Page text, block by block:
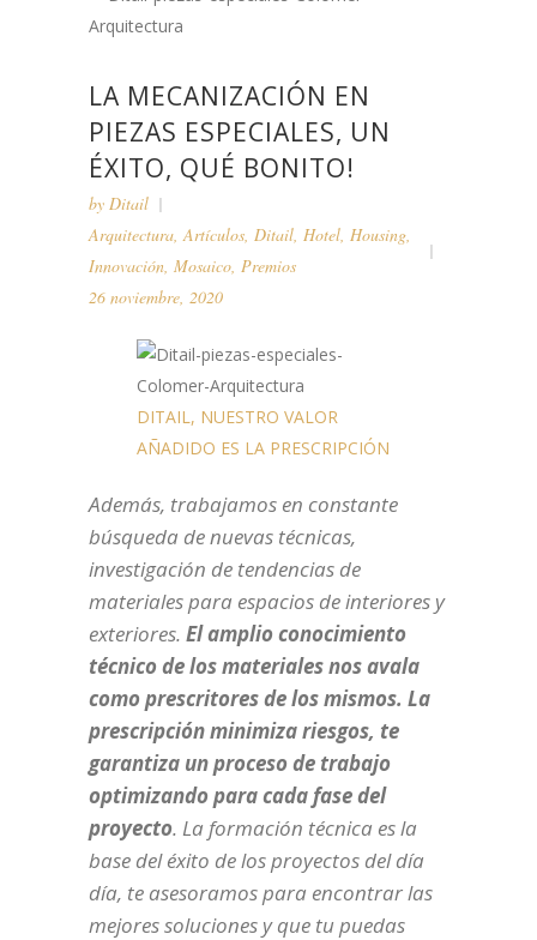
LA MECANIZACIÓN EN
PIEZAS ESPECIALES, UN
ÉXITO, QUÉ BONITO!
by Ditail
Arquitectura,Artículos, Ditail, Hotel, Housing,
Innovación, Mosaico, Premios
26 noviembre, 2020
DITAIL, NUESTRO VALOR
AÑADIDO ES LA PRESCRIPCIÓN
Además, trabajamos en constante
búsqueda de nuevas técnicas,
investigación de tendencias de
materiales para espacios de interiores y
exteriores. El amplio conocimiento
técnico de los materiales nos avala
como prescritores de los mismos. La
prescripción minimiza riesgos, te
garantiza un proceso de trabajo
optimizando para cada fase del
proyecto. La formación técnica es la
base del éxito de los proyectos del día
día, te asesoramos para encontrar las
mejores soluciones y que tu puedas